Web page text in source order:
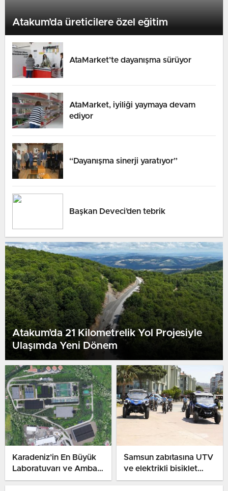
Atakum’da üreticilere özel eğitim
AtaMarket’te dayanışma sürüyor
AtaMarket, iyiliği yaymaya devam
ediyor
“Dayanışma sinerji yaratıyor”
Başkan Deveci’den tebrik
Atakum’da 21 Kilometrelik Yol Projesiyle
Ulaşımda Yeni Dönem
Karadeniz’in En Büyük
Laboratuvarı ve Ambarı
Samsun’a Kuruluyor
Samsun zabıtasına UTV
ve elektrikli bisiklet
takviyesi